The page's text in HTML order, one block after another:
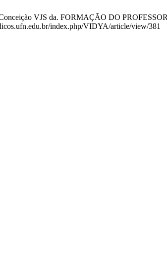
VJS da. FORMAÇÃO DO
index.php/VIDYA/article/view/381